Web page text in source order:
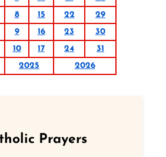
8 15 22
29
9 16 23
30
10 17 24
31
2025 2026
Prayers